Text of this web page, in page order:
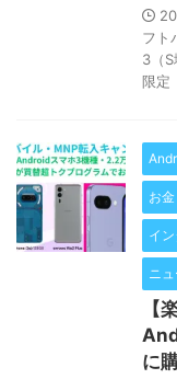
フト
3（S
限定
お
イ
ニ
【
に